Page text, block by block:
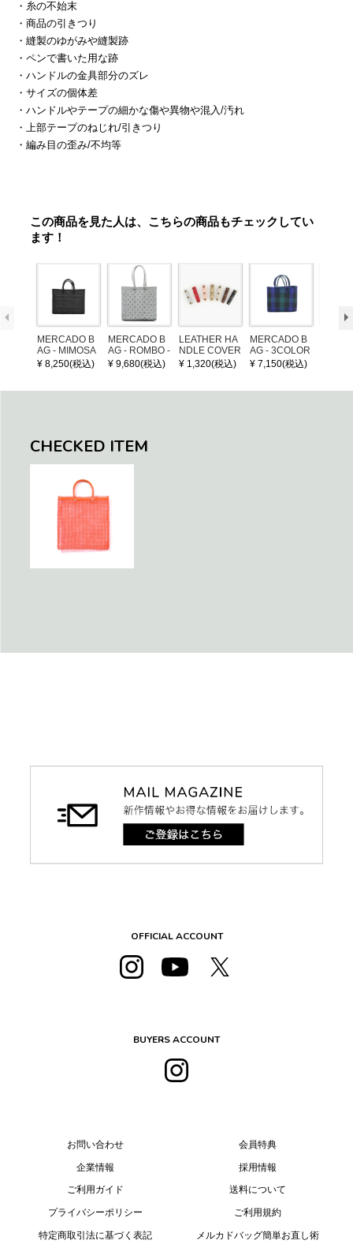
・糸の不始末
・商品の引きつり
・縫製のゆがみや縫製跡
・ペンで書いた用な跡
・ハンドルの金具部分のズレ
・サイズの個体差
・ハンドルやテープの細かな傷や異物や混入/汚れ
・上部テープのねじれ/引きつり
・編み目の歪み/不均等
この商品を見た人は、こちらの商品もチェックしてい
ます！
MERCADO B
AG - MIMOSA
- Black (SHOR
T S)
¥ 8,250(税込)
MERCADO B
AG - ROMBO -
LONG HANDL
E - Silver / Whi
¥ 9,680(税込)
LEATHER HA
NDLE COVER
¥ 1,320(税込)
MERCADO B
AG - 3COLOR
S CHECK - Bl
ack / Dark Gre
¥ 7,150(税込)
CHECKED ITEM
OFFICIAL ACCOUNT
BUYERS ACCOUNT
お問い合わせ
企業情報
ご利用ガイド
プライバシーポリシー
特定商取引法に基づく表記
会員特典
採用情報
送料について
ご利用規約
メルカドバッグ簡単お直し術